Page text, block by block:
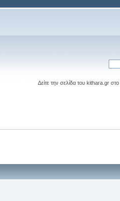
Δείτε την σελίδα του kithara.gr στο